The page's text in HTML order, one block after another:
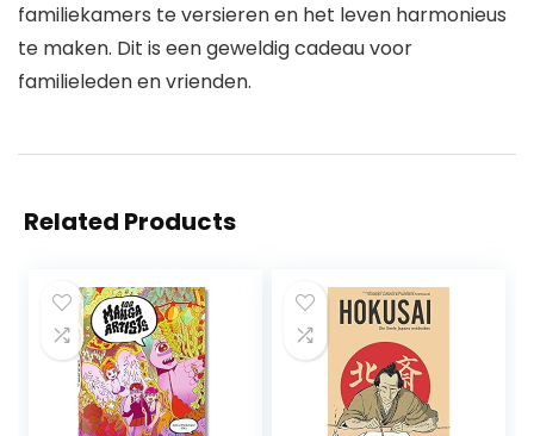
familiekamers te versieren en het leven harmonieus
te maken. Dit is een geweldig cadeau voor
familieleden en vrienden.
Related Products